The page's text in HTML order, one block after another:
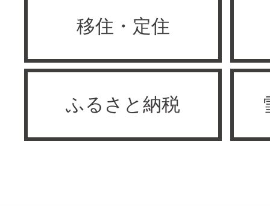
移住・定住
ふるさと納税